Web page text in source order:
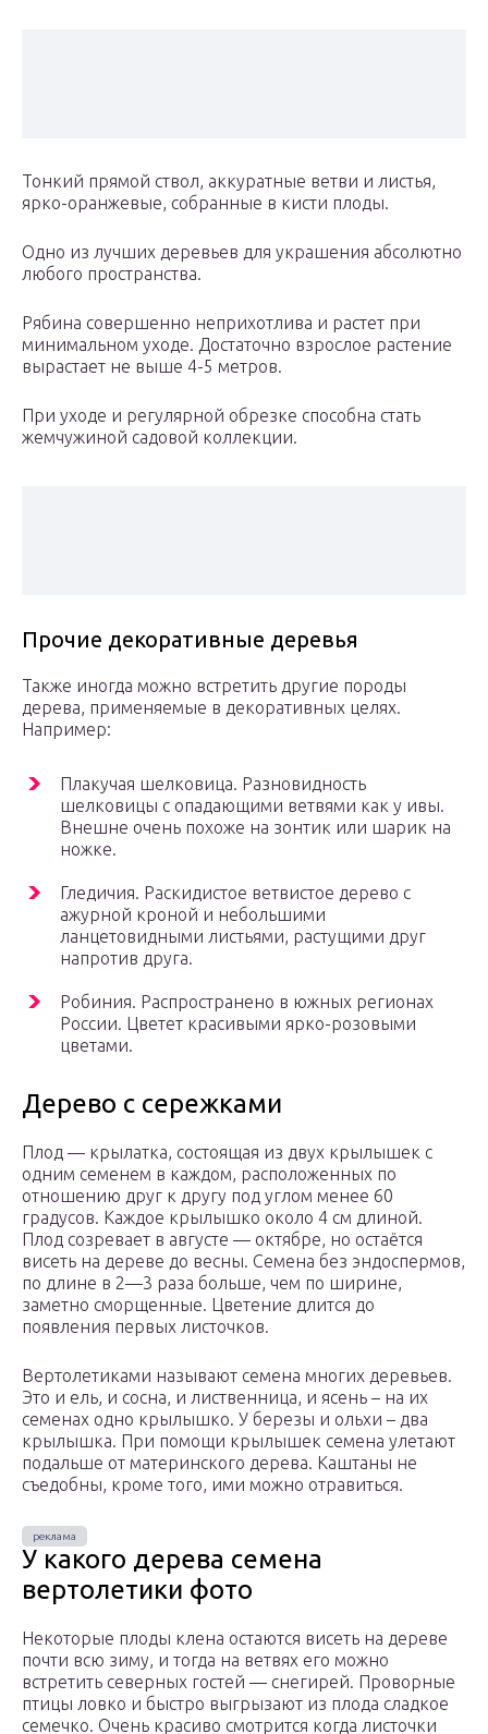
Тонкий прямой ствол, аккуратные ветви и листья,
ярко-оранжевые, собранные в кисти плоды.
Одно из лучших деревьев для украшения абсолютно
любого пространства.
Рябина совершенно неприхотлива и растет при
минимальном уходе. Достаточно взрослое растение
вырастает не выше 4-5 метров.
При уходе и регулярной обрезке способна стать
жемчужиной садовой коллекции.
Прочие декоративные деревья
Также иногда можно встретить другие породы
дерева, применяемые в декоративных целях.
Например:
Плакучая шелковица. Разновидность
шелковицы с опадающими ветвями как у ивы.
Внешне очень похоже на зонтик или шарик на
ножке.
Гледичия. Раскидистое ветвистое дерево с
ажурной кроной и небольшими
ланцетовидными листьями, растущими друг
напротив друга.
Робиния. Распространено в южных регионах
России. Цветет красивыми ярко-розовыми
цветами.
Дерево с сережками
Плод — крылатка, состоящая из двух крылышек с
одним семенем в каждом, расположенных по
отношению друг к другу под углом менее 60
градусов. Каждое крылышко около 4 см длиной.
Плод созревает в августе — октябре, но остаётся
висеть на дереве до весны. Семена без эндоспермов,
по длине в 2—3 раза больше, чем по ширине,
заметно сморщенные. Цветение длится до
появления первых листочков.
Вертолетиками называют семена многих деревьев.
Это и ель, и сосна, и лиственница, и ясень – на их
семенах одно крылышко. У березы и ольхи – два
крылышка. При помощи крылышек семена улетают
подальше от материнского дерева. Каштаны не
съедобны, кроме того, ими можно отравиться.
У какого дерева семена
вертолетики фото
Некоторые плоды клена остаются висеть на дереве
почти всю зиму, и тогда на ветвях его можно
встретить северных гостей — снегирей. Проворные
птицы ловко и быстро выгрызают из плода сладкое
семечко. Очень красиво смотрится когда листочки